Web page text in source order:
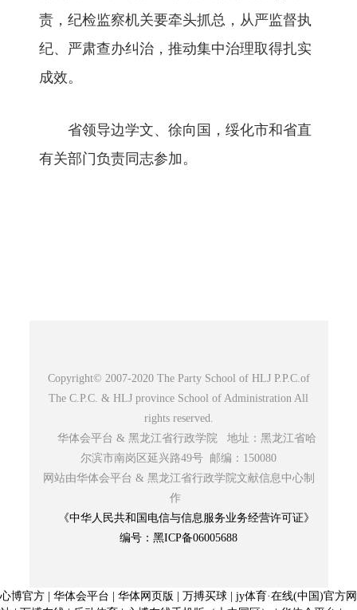
责，纪检监察机关要牵头抓总，从严监督执
纪、严肃查办纠治，推动集中治理取得扎实
成效。
省领导边学文、徐向国，绥化市和省直
有关部门负责同志参加。
Copyright© 2007-2020 The Party School of HLJ P.P.C.of
The C.P.C. & HLJ province School of Administration All
rights reserved.
华体会平台 & 黑龙江省行政学院 地址：黑龙江省哈
尔滨市南岗区延兴路49号 邮编：150080
网站由华体会平台 & 黑龙江省行政学院文献信息中心制
作
《中华人民共和国电信与信息服务业务经营许可证》
编号：黑ICP备06005688
心博官方 华体会平台 华体网页版 万搏买球
jy体育·在线(中国)官方网